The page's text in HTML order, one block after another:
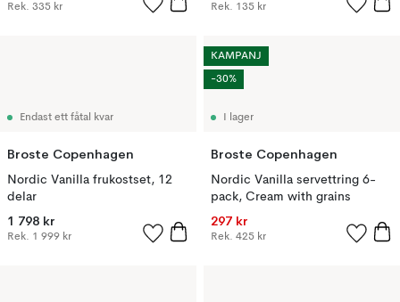
Rek. 335 kr Rek. 135 kr
Endast ett fåtal kvar
Broste Copenhagen
Nordic Vanilla frukostset, 12
delar
1 798 kr
Rek. 1 999 kr
I lager
Broste Copenhagen
Nordic Vanilla servettring 6-
pack, Cream with grains
297 kr
Rek. 425 kr
KAMPANJ
-30%